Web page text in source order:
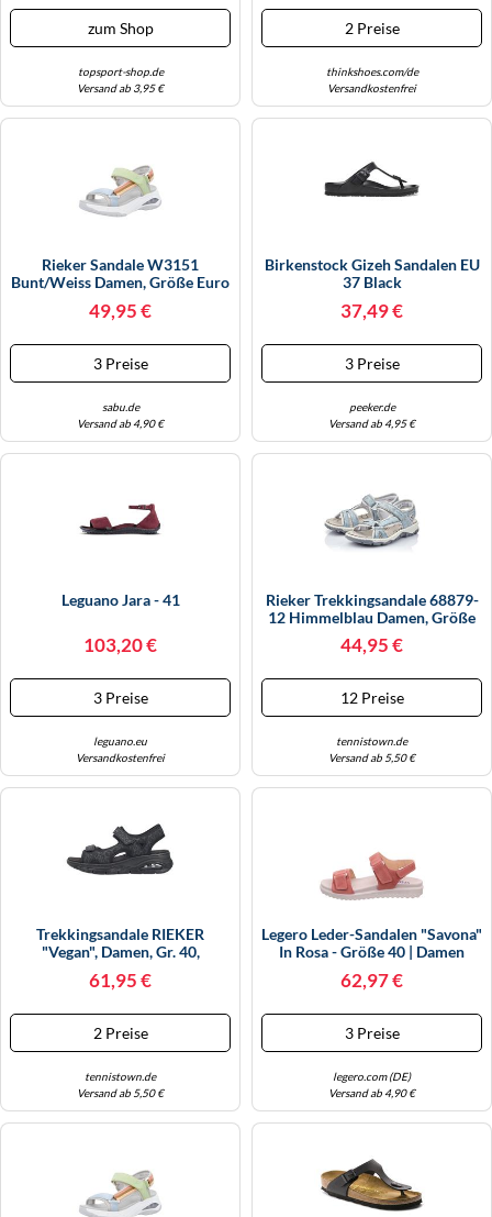
zum Shop
topsport-shop.de
Versand ab 3,95 €
2 Preise
thinkshoes.com/de
Versandkostenfrei
Rieker Sandale W3151
Bunt/weiss Damen, Größe Euro
49,95 €
3 Preise
sabu.de
Versand ab 4,90 €
Birkenstock Gizeh Sandalen EU
37 Black
37,49 €
3 Preise
peeker.de
Versand ab 4,95 €
Leguano Jara - 41
103,20 €
3 Preise
leguano.eu
Versandkostenfrei
Rieker Trekkingsandale 68879-
12 Himmelblau Damen, Größe
Euro (US) 41 (9,5)
44,95 €
12 Preise
tennistown.de
Versand ab 5,50 €
Trekkingsandale RIEKER
"vegan", Damen, Gr. 40,
Sportlich, Schuhe, Klettschuh,
(44479955-40) Schwarz
61,95 €
2 Preise
tennistown.de
Versand ab 5,50 €
Legero Leder-Sandalen "Savona"
In Rosa - Größe 40 | Damen
62,97 €
3 Preise
legero.com (DE)
Versand ab 4,90 €